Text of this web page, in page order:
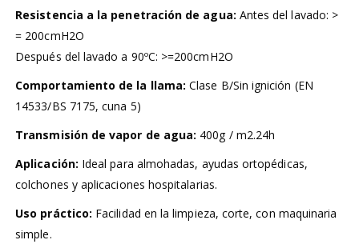
Resistencia a la penetración de agua: Antes del lavado: >
= 200cmH2O
Después del lavado a 90ºC: >=200cmH2O
Comportamiento de la llama: Clase B/Sin ignición (EN
14533/BS 7175, cuna 5)
Transmisión de vapor de agua: 400g / m2.24h
Aplicación: Ideal para almohadas, ayudas ortopédicas,
colchones y aplicaciones hospitalarias.
Uso práctico: Facilidad en la limpieza, corte, con maquinaria
simple.